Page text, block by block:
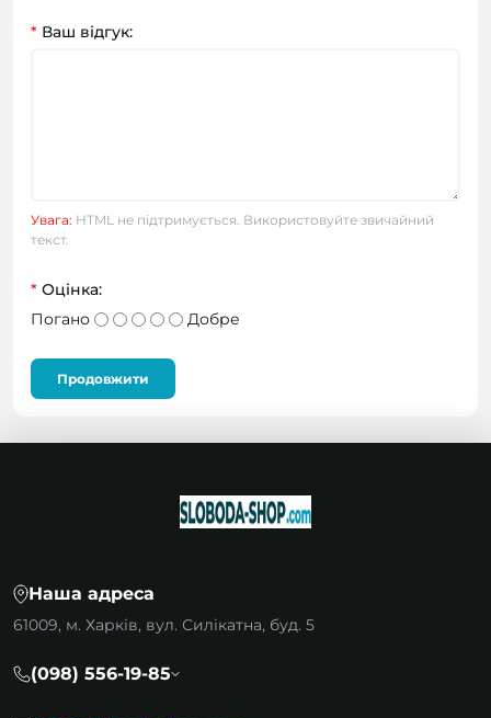
* Ваш відгук:
Увага: HTML не підтримується. Використовуйте звичайний
текст.
* Оцінка:
Погано
Добре
Продовжити
Наша адреса
61009, м. Харків, вул. Силікатна, буд. 5
(098) 556-19-85